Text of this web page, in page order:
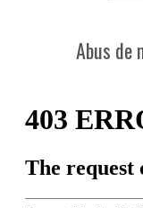
Abus de